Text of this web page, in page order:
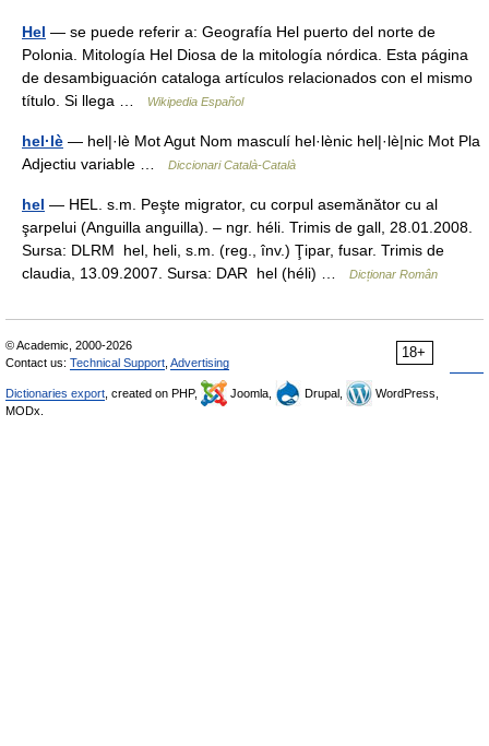
Hel — se puede referir a: Geografía Hel puerto del norte de
Polonia. Mitología Hel Diosa de la mitología nórdica. Esta página
de desambiguación cataloga artículos relacionados con el mismo
título. Si llega …
Wikipedia Español
hel·lè — hel|·lè Mot Agut Nom masculí hel·lènic hel|·lè|nic Mot Pla
Adjectiu variable …
Diccionari Català-Català
hel — HEL. s.m. Peşte migrator, cu corpul asemănător cu al
şarpelui (Anguilla anguilla). – ngr. héli. Trimis de gall, 28.01.2008.
Sursa: DLRM hel, heli, s.m. (reg., înv.) Ţipar, fusar. Trimis de
claudia, 13.09.2007. Sursa: DAR hel (héli) …
Dicționar Român
18+
© Academic, 2000-2026
Contact us: Technical Support Advertising
Dictionaries export , created on PHP, Joomla, Drupal,
WordPress,
MODx.